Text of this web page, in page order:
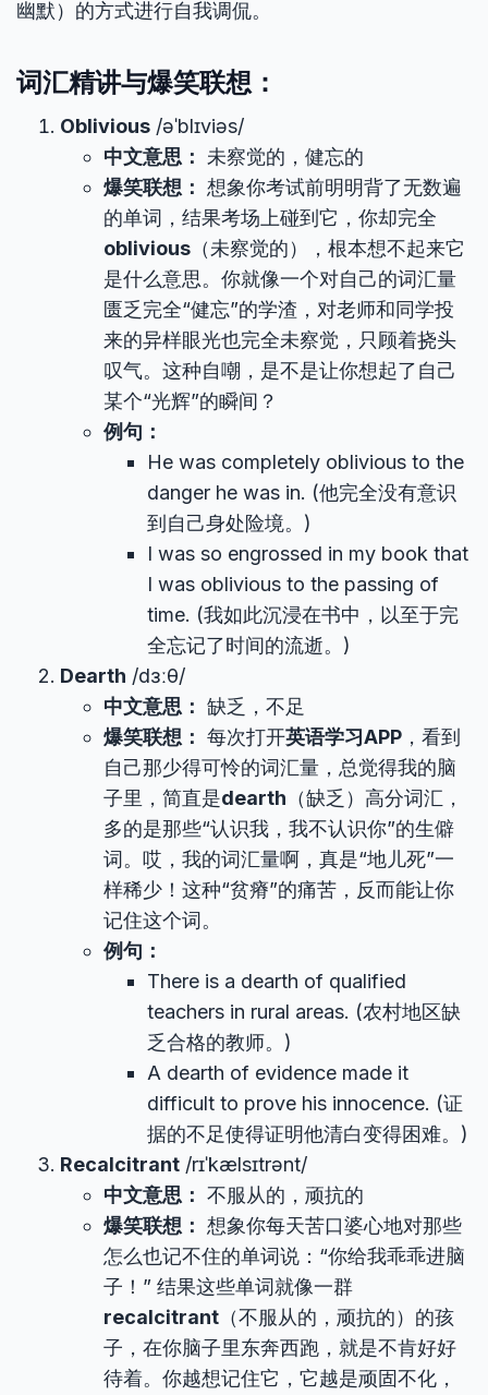
幽默）的方式进行自我调侃。
词汇精讲与爆笑联想：
Oblivious /əˈblɪviəs/
中文意思：
未察觉的，健忘的
爆笑联想： 想象你考试前明明背了无数遍
的单词，结果考场上碰到它，你却完全
oblivious （未察觉的），根本想不起来它
是什么意思。你就像一个对自己的词汇量
匮乏完全“健忘”的学渣，对老师和同学投
来的异样眼光也完全未察觉，只顾着挠头
叹气。这种自嘲，是不是让你想起了自己
某个“光辉”的瞬间？
例句：
He was completely oblivious to the
danger he was in. (他完全没有意识
到自己身处险境。)
I was so engrossed in my book that
I was oblivious to the passing of
time. (我如此沉浸在书中，以至于完
全忘记了时间的流逝。)
Dearth /dɜːθ/
中文意思： 缺乏，不足
爆笑联想： 每次打开英语学习APP ，看到
自己那少得可怜的词汇量，总觉得我的脑
子里，简直是dearth （缺乏）高分词汇，
多的是那些“认识我，我不认识你”的生僻
词。哎，我的词汇量啊，真是“地儿死”一
样稀少！这种“贫瘠”的痛苦，反而能让你
记住这个词。
例句：
There is a dearth of qualified
teachers in rural areas. (农村地区缺
乏合格的教师。)
A dearth of evidence made it
difficult to prove his innocence. (证
据的不足使得证明他清白变得困难。)
Recalcitrant /rɪˈkælsɪtrənt/
中文意思： 不服从的，顽抗的
爆笑联想： 想象你每天苦口婆心地对那些
怎么也记不住的单词说：“你给我乖乖进脑
子！” 结果这些单词就像一群
recalcitrant （不服从的，顽抗的）的孩
子，在你脑子里东奔西跑，就是不肯好好
待着。你越想记住它，它越是顽固不化，